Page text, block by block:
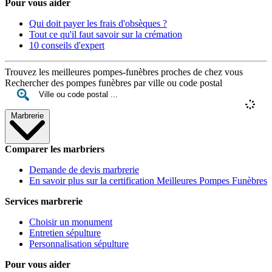
Pour vous aider
Qui doit payer les frais d'obsèques ?
Tout ce qu'il faut savoir sur la crémation
10 conseils d'expert
Trouvez les meilleures pompes-funèbres proches de chez vous
Rechercher des pompes funèbres par ville ou code postal
Marbrerie
Comparer les marbriers
Demande de devis marbrerie
En savoir plus sur la certification Meilleures Pompes Funèbres
Services marbrerie
Choisir un monument
Entretien sépulture
Personnalisation sépulture
Pour vous aider